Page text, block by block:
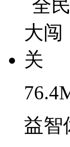
益智